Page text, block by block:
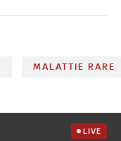
MALATTIE RARE
LIVE